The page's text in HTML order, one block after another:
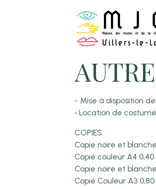
- Mise à disposition
-Location de
COPIES
Copie noire et
Copie couleur A4 0,40
Copie noire et
Copie Couleur A3 0,80